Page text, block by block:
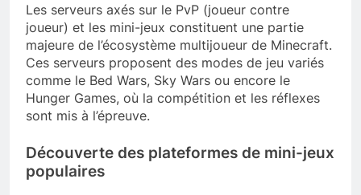
Les serveurs axés sur le PvP (joueur contre
joueur) et les mini-jeux constituent une partie
majeure de l’écosystème multijoueur de Minecraft.
Ces serveurs proposent des modes de jeu variés
comme le Bed Wars, Sky Wars ou encore le
Hunger Games, où la compétition et les réflexes
sont mis à l’épreuve.
Découverte des plateformes de mini-jeux
populaires